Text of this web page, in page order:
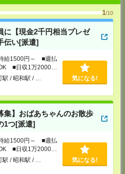
1/10
に【現金2千円相当プレゼ
伝い[派遣]
給1500円～ ■週払
■日収1万2000円
駅 / 昭和駅 / … 気になる!
集】おばあちゃんのお散歩
1つ[派遣]
給1500円～ ■週払
■日収1万2000円
駅 / 昭和駅 / … 気になる!
ィス
ビル6階
業所
フィス
町田ビル6F
フィス
134 横浜ビジネスパークサウスタワー